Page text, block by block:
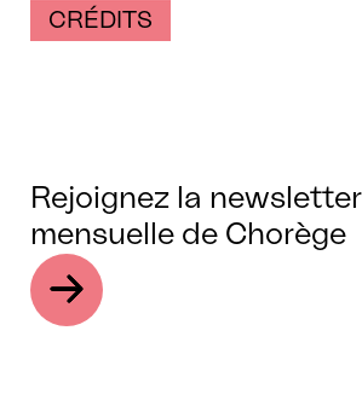
CRÉDITS
Rejoignez la newsletter
mensuelle de Chorège